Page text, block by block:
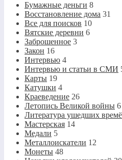
Бумажные деньги 8
Восстановление дома 31
Все для поисков 10
Вятские деревни 6
Заброшенное 3
Закон 16
Интервью 4
Интервью и статьи в СМИ
Карты 19
Катушки 4
Краеведение 26
Летопись Великой войны 6
Литература ушедших
Мастерская 14
Медали 5
Металлоискатели 12
Монеты 48